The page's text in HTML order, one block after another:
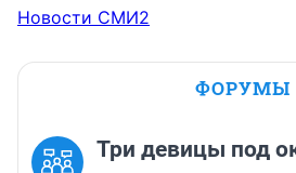
Новости СМИ2
ФОРУМЫ
Три девицы под